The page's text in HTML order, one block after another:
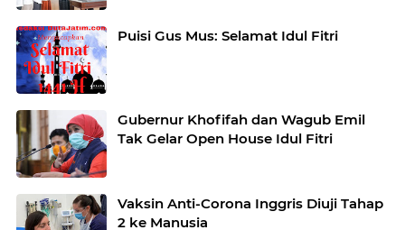
Puisi Gus Mus: Selamat Idul Fitri
Gubernur Khofifah dan Wagub Emil
Tak Gelar Open House Idul Fitri
Vaksin Anti-Corona Inggris Diuji Tahap
2 ke Manusia